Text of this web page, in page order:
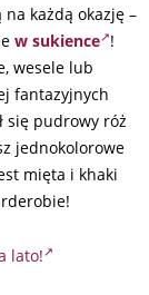
każdą okazję –
w sukience !
wesele lub
fantazyjnych
się pudrowy róż
jednokolorowe
mięta i khaki
lato!